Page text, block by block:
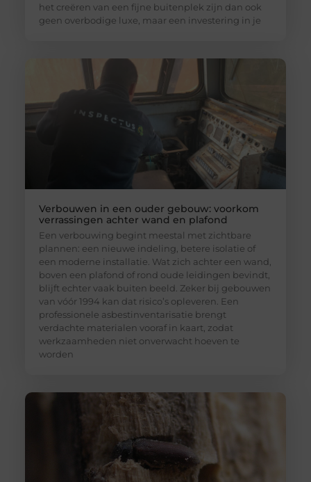
het creëren van een fijne buitenplek zijn dan ook
geen overbodige luxe, maar een investering in je
Verbouwen in een ouder gebouw: voorkom
verrassingen achter wand en plafond
Een verbouwing begint meestal met zichtbare
plannen: een nieuwe indeling, betere isolatie of
een moderne installatie. Wat zich achter een wand,
boven een plafond of rond oude leidingen bevindt,
blijft echter vaak buiten beeld. Zeker bij gebouwen
van vóór 1994 kan dat risico’s opleveren. Een
professionele asbestinventarisatie brengt
verdachte materialen vooraf in kaart, zodat
werkzaamheden niet onverwacht hoeven te
worden